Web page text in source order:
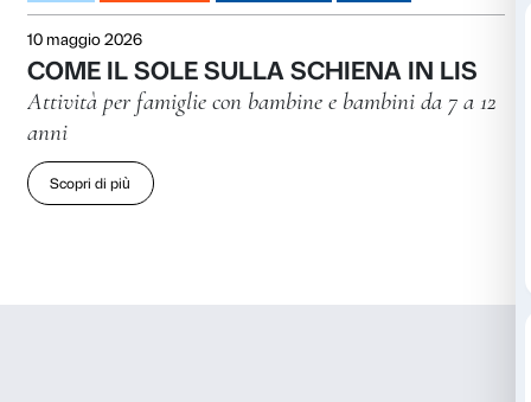
Scopri di più